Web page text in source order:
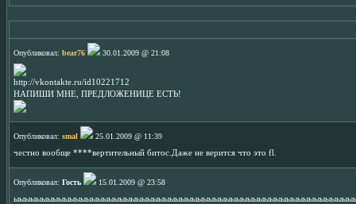
Опубликовал: bear76 30.01.2009 @ 21:08
http://vkontakte.ru/id10221712
НАПИШИ МНЕ, ПРЕДЛОЖЕНИЦЕ ЕСТЬ!
Опубликовал: smal
25.01.2009 @ 11:39
честно вообще ****вертительный битос.Даже не верится что это fl.
Опубликовал: Гость
15.01.2009 @ 23:58